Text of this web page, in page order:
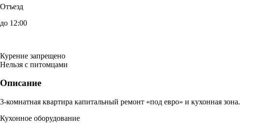
Отъезд
до 12:00
Курение запрещено
Нельзя с питомцами
Описание
3-комнатная квартира капитальный ремонт «под евро» и кухонная зона.
Кухонное оборудование